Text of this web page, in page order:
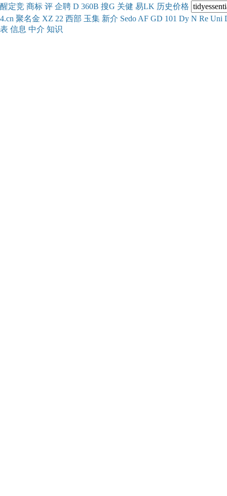
醒定竞 商标 评 企聘 D 360B 搜G 关健 易LK 历史价格
4.cn 聚名金 XZ 22 西部 玉集 新介 Sedo AF GD 101 Dy N Re Uni
表 信息 中介 知识